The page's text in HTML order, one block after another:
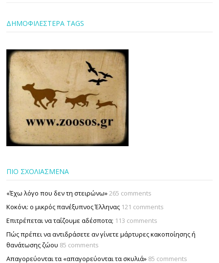
ΔΗΜΟΦΙΛΕΣΤΕΡΑ TAGS
ΠΙΟ ΣΧΟΛΙΑΣΜΕΝΑ
«Έχω λόγο που δεν τη στειρώνω»265 comments
Κοκόνι: ο μικρός πανέξυπνος Έλληνας 121 comments
Επιτρέπεται να ταΐζουµε αδέσποτα; 113 comments
Πώς πρέπει να αντιδράσετε αν γίνετε μάρτυρες κακοποίησης ή
θανάτωσης ζώου 85 comments
Απαγορεύονται τα «απαγορεύονται τα σκυλιά» 85 comments